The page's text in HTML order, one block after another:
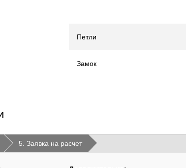
Петли
Замок
5. Заявка на расчет